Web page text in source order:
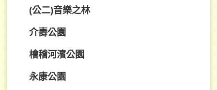
(公二)音樂之林
介壽公園
檜稽河濱公園
永康公園